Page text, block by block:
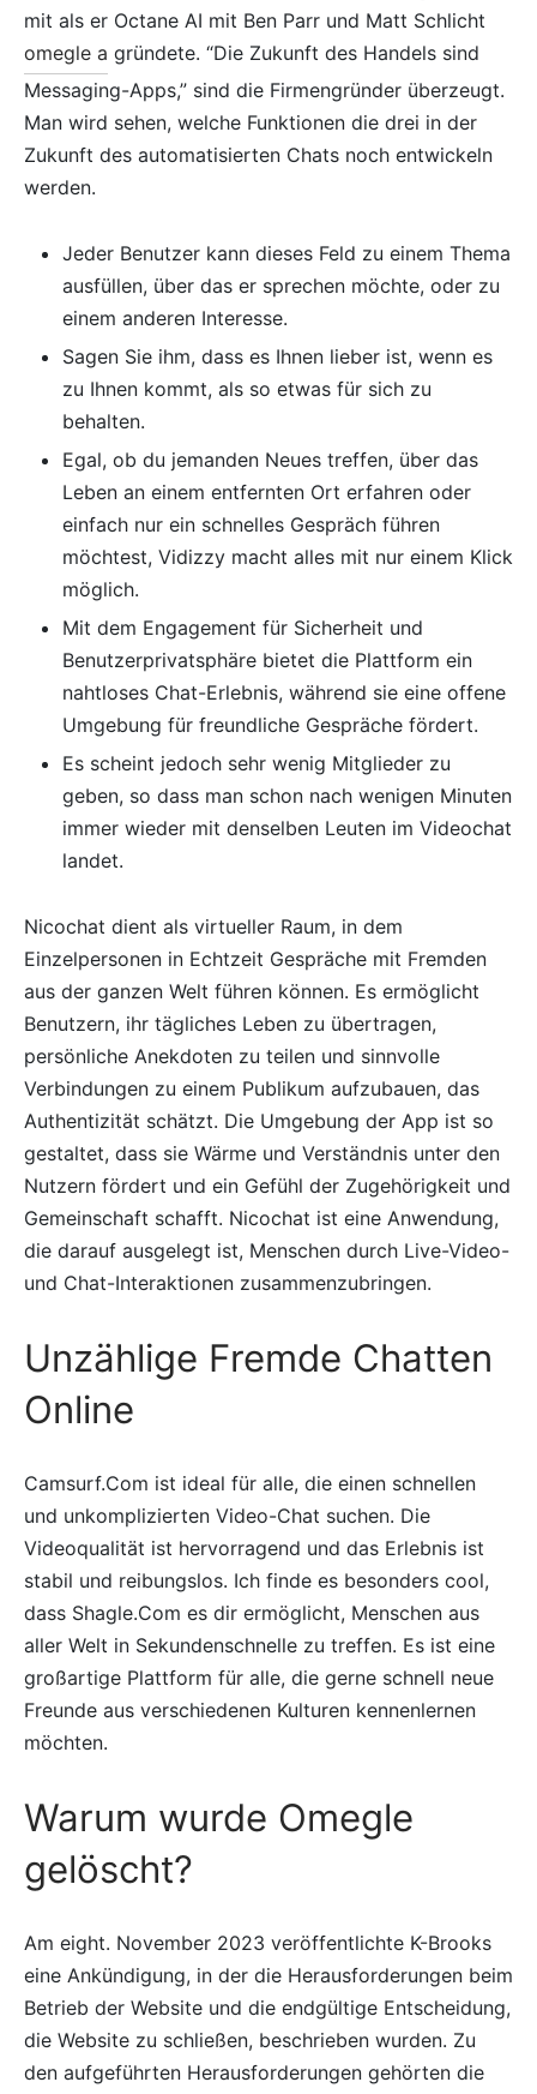
mit als er Octane AI mit Ben Parr und Matt Schlicht
omegle a gründete. “Die Zukunft des Handels sind
Messaging-Apps,” sind die Firmengründer überzeugt.
Man wird sehen, welche Funktionen die drei in der
Zukunft des automatisierten Chats noch entwickeln
werden.
Jeder Benutzer kann dieses Feld zu einem Thema
ausfüllen, über das er sprechen möchte, oder zu
einem anderen Interesse.
Sagen Sie ihm, dass es Ihnen lieber ist, wenn es
zu Ihnen kommt, als so etwas für sich zu
behalten.
Egal, ob du jemanden Neues treffen, über das
Leben an einem entfernten Ort erfahren oder
einfach nur ein schnelles Gespräch führen
möchtest, Vidizzy macht alles mit nur einem Klick
möglich.
Mit dem Engagement für Sicherheit und
Benutzerprivatsphäre bietet die Plattform ein
nahtloses Chat-Erlebnis, während sie eine offene
Umgebung für freundliche Gespräche fördert.
Es scheint jedoch sehr wenig Mitglieder zu
geben, so dass man schon nach wenigen Minuten
immer wieder mit denselben Leuten im Videochat
landet.
Nicochat dient als virtueller Raum, in dem
Einzelpersonen in Echtzeit Gespräche mit Fremden
aus der ganzen Welt führen können. Es ermöglicht
Benutzern, ihr tägliches Leben zu übertragen,
persönliche Anekdoten zu teilen und sinnvolle
Verbindungen zu einem Publikum aufzubauen, das
Authentizität schätzt. Die Umgebung der App ist so
gestaltet, dass sie Wärme und Verständnis unter den
Nutzern fördert und ein Gefühl der Zugehörigkeit und
Gemeinschaft schafft. Nicochat ist eine Anwendung,
die darauf ausgelegt ist, Menschen durch Live-Video-
und Chat-Interaktionen zusammenzubringen.
Unzählige Fremde Chatten
Online
Camsurf.Com ist ideal für alle, die einen schnellen
und unkomplizierten Video-Chat suchen. Die
Videoqualität ist hervorragend und das Erlebnis ist
stabil und reibungslos. Ich finde es besonders cool,
dass Shagle.Com es dir ermöglicht, Menschen aus
aller Welt in Sekundenschnelle zu treffen. Es ist eine
großartige Plattform für alle, die gerne schnell neue
Freunde aus verschiedenen Kulturen kennenlernen
möchten.
Warum wurde Omegle
gelöscht?
Am eight. November 2023 veröffentlichte K-Brooks
eine Ankündigung, in der die Herausforderungen beim
Betrieb der Website und die endgültige Entscheidung,
die Website zu schließen, beschrieben wurden. Zu
den aufgeführten Herausforderungen gehörten die